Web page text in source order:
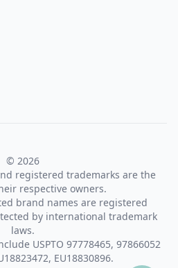
© 2026
registered trademarks are the
respective owners.
brand names are registered
by international trademark
laws.
USPTO 97778465, 97866052
EU18830896.